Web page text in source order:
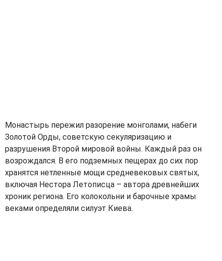
Монастырь пережил разорение монголами, набеги
Золотой Орды, советскую секуляризацию и
разрушения Второй мировой войны. Каждый раз он
возрождался. В его подземных пещерах до сих пор
хранятся нетленные мощи средневековых святых,
включая Нестора Летописца – автора древнейших
хроник региона. Его колокольни и барочные храмы
веками определяли силуэт Киева.